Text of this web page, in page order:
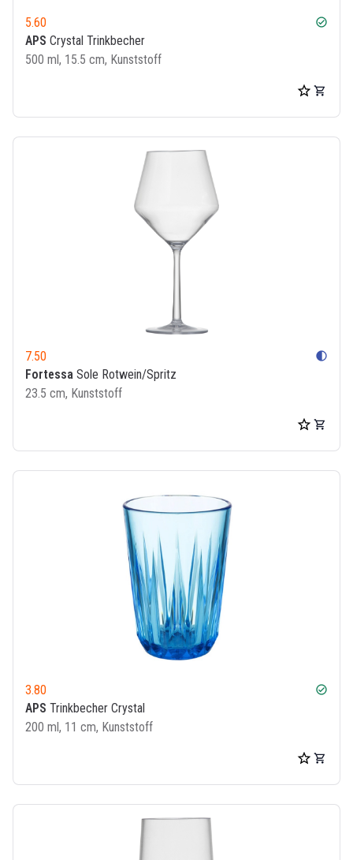
5.60 check_circle
APS Crystal Trinkbecher
500 ml, 15.5 cm, Kunststoff
7.50 contrast
Fortessa Sole Rotwein/Spritz
23.5 cm, Kunststoff
3.80 check_circle
APS Trinkbecher Crystal
200 ml, 11 cm, Kunststoff